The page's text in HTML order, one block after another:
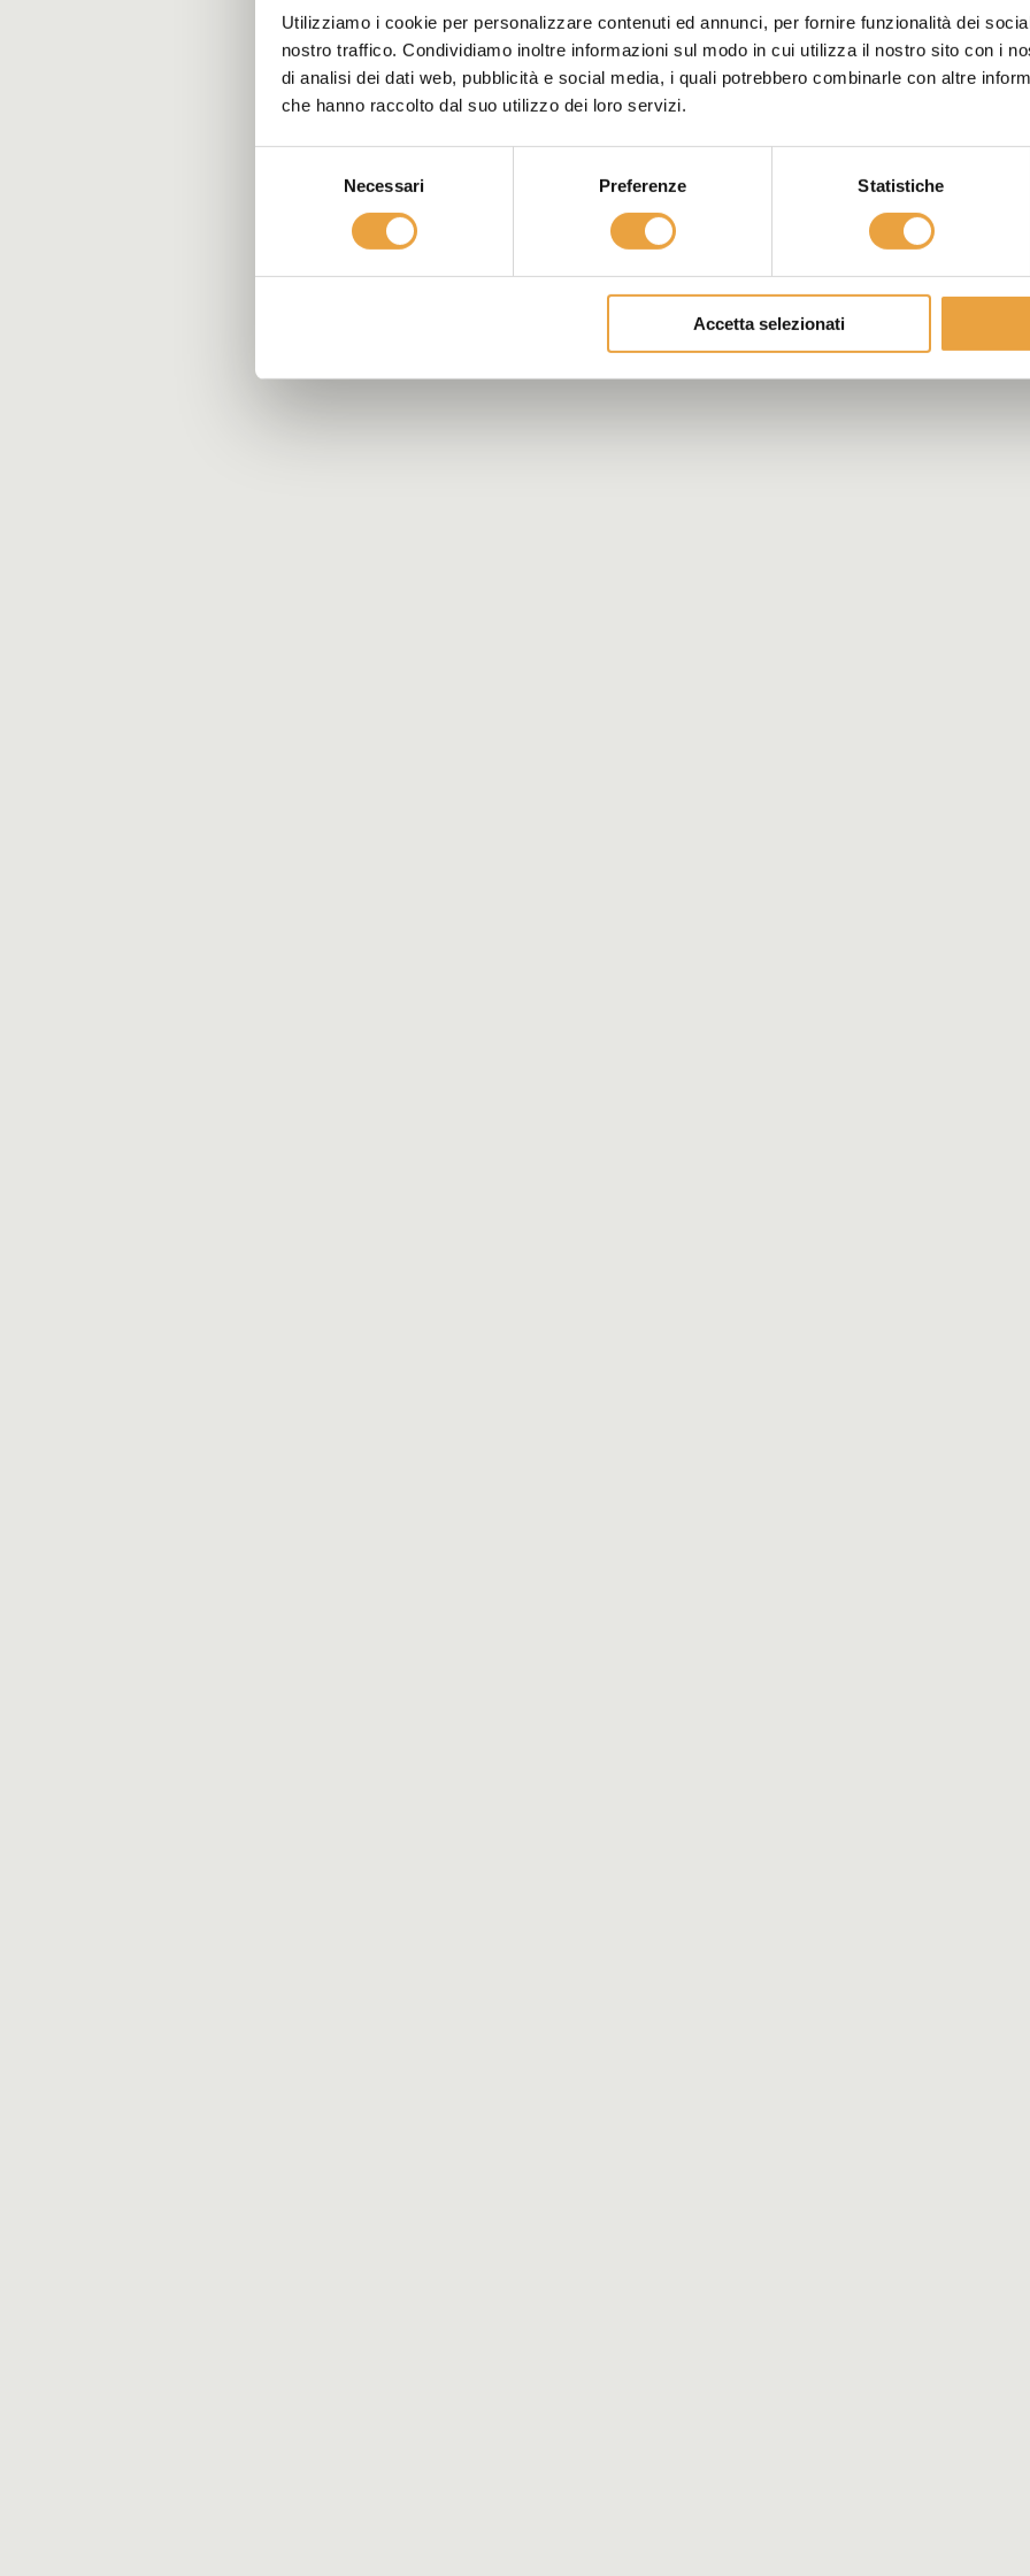
Utilizziamo i cookie per personalizzare contenuti ed annunci, per fornire funzionalità dei
nostro traffico. Condividiamo inoltre informazioni sul modo in cui utilizza il nostro sito con i
di analisi dei dati web, pubblicità e social media, i quali potrebbero combinarle con altre
che hanno raccolto dal suo utilizzo dei loro servizi.
Necessari Preferenze Statistiche
Accetta selezionati